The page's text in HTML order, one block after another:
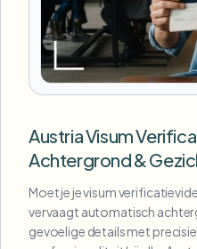
Austria Visum
Achtergrond &
Moet je je visum
vervaagt automatisch
gevoelige details met